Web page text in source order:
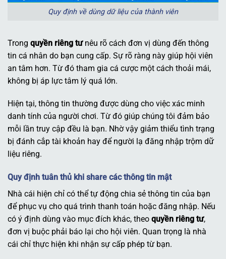
Quy định về dùng dữ liệu của thành viên
Trong quyền riêng tư nêu rõ cách đơn vị dùng đến thông
tin cá nhân do bạn cung cấp. Sự rõ ràng này giúp hội viên
an tâm hơn. Từ đó tham gia cá cược một cách thoải mái,
không bị áp lực tâm lý quá lớn.
Hiện tại, thông tin thường được dùng cho việc xác minh
danh tính của người chơi. Từ đó giúp chúng tôi đảm bảo
mỗi lần truy cập đều là bạn. Nhờ vậy giảm thiểu tình trạng
bị đánh cắp tài khoản hay để người lạ đăng nhập trộm dữ
liệu riêng.
Quy định tuân thủ khi share các thông tin mật
Nhà cái hiện chỉ có thể tự động chia sẻ thông tin của bạn
để phục vụ cho quá trình thanh toán hoặc đăng nhập. Nếu
có ý định dùng vào mục đích khác, theo quyền riêng tư,
đơn vị buộc phải báo lại cho hội viên. Quan trọng là nhà
cái chỉ thực hiện khi nhận sự cấp phép từ bạn.